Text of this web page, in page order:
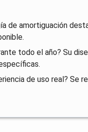
de amortiguación
todo el año? Su
de uso real? Se